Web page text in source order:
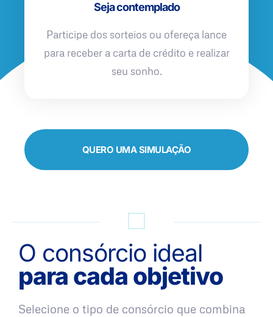
Seja contemplado
Participe dos sorteios ou ofereça lance
para receber a carta de crédito e realizar
seu sonho.
QUERO UMA SIMULAÇÃO
O consórcio ideal
para cada objetivo
Selecione o tipo de consórcio que combina